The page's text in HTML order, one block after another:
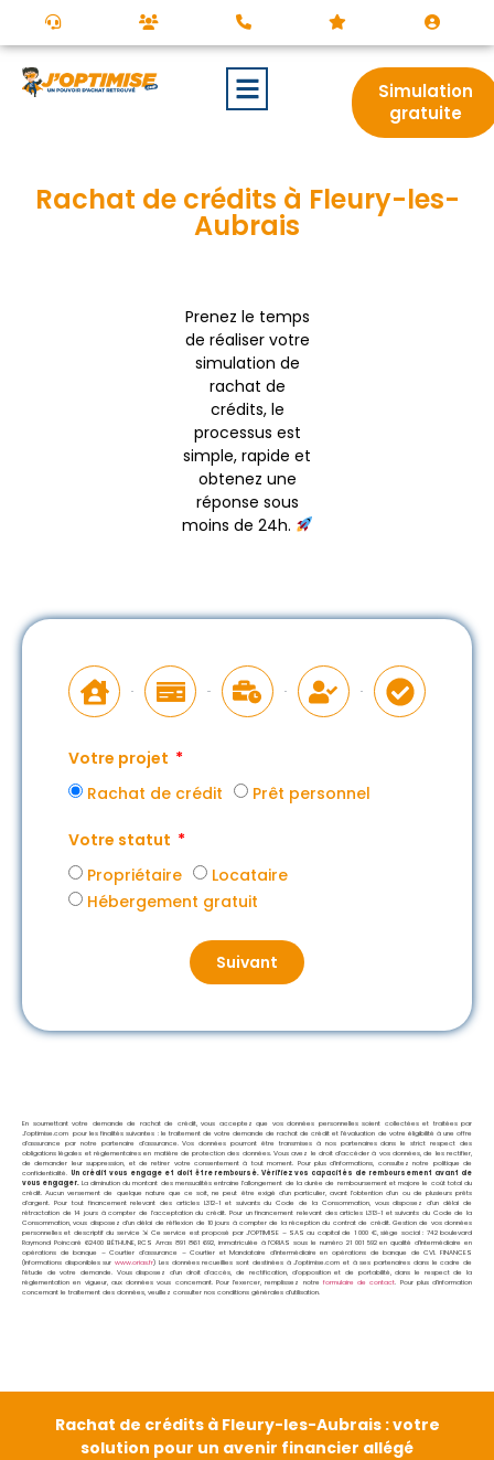
Simulation
gratuite
Rachat de crédits à Fleury-les-
Aubrais
Prenez le temps
de réaliser votre
simulation de
rachat de
crédits, le
processus est
simple, rapide et
obtenez une
réponse sous
moins de 24h.
Votre projet
Rachat de crédit
Prêt personnel
Votre statut
Propriétaire
Locataire
Hébergement gratuit
Suivant
En soumettant votre demande de rachat de crédit, vous acceptez que vos données personnelles soient collectées et traitées par
J’optimise.com pour les finalités suivantes : le traitement de votre demande de rachat de crédit et l’évaluation de votre éligibilité à une offre
d’assurance par notre partenaire d’assurance. Vos données pourront être transmises à nos partenaires dans le strict respect des
obligations légales et réglementaires en matière de protection des données. Vous avez le droit d’accéder à vos données, de les rectifier,
de demander leur suppression, et de retirer votre consentement à tout moment. Pour plus d’informations, consultez notre politique de
confidentialité. Un crédit vous engage et doit être remboursé. Vérifiez vos capacités de remboursement avant de
vous engager. La diminution du montant des mensualités entraine l’allongement de la durée de remboursement et majore le coût total du
crédit. Aucun versement de quelque nature que ce soit, ne peut être exigé d’un particulier, avant l’obtention d’un ou de plusieurs prêts
d’argent. Pour tout financement relevant des articles L312-1 et suivants du Code de la Consommation, vous disposez d’un délai de
rétractation de 14 jours à compter de l’acceptation du crédit. Pour un financement relevant des articles L313-1 et suivants du Code de la
Consommation, vous disposez d’un délai de réflexion de 10 jours à compter de la réception du contrat de crédit. Gestion de vos données
personnelles et descriptif du service ⇲ Ce service est proposé par J’OPTIMISE – SAS au capital de 1 000 €, siège social : 742 boulevard
Raymond Poincaré 62400 BÉTHUNE, RCS Arras 891 861 692, immatriculée à l’ORIAS sous le numéro 21 001 592 en qualité d’Intermédiaire en
opérations de banque – Courtier d’assurance – Courtier et Mandataire d’intermédiaire en opérations de banque de CVL FINANCES
(Informations disponibles sur www.orias.fr) Les données recueillies sont destinées à J’optimise.com et à ses partenaires dans le cadre de
l’étude de votre demande. Vous disposez d’un droit d’accès, de rectification, d’opposition et de portabilité, dans le respect de la
réglementation en vigueur, aux données vous concernant. Pour l’exercer, remplissez notre formulaire de contact. Pour plus d’information
concernant le traitement des données, veuillez consulter nos conditions générales d’utilisation.
Rachat de crédits à Fleury-les-Aubrais : votre
solution pour un avenir financier allégé